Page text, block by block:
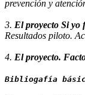
prevención y
3. El proyecto Si yo
Resultados piloto.
4. El proyecto.
Bibliogafía